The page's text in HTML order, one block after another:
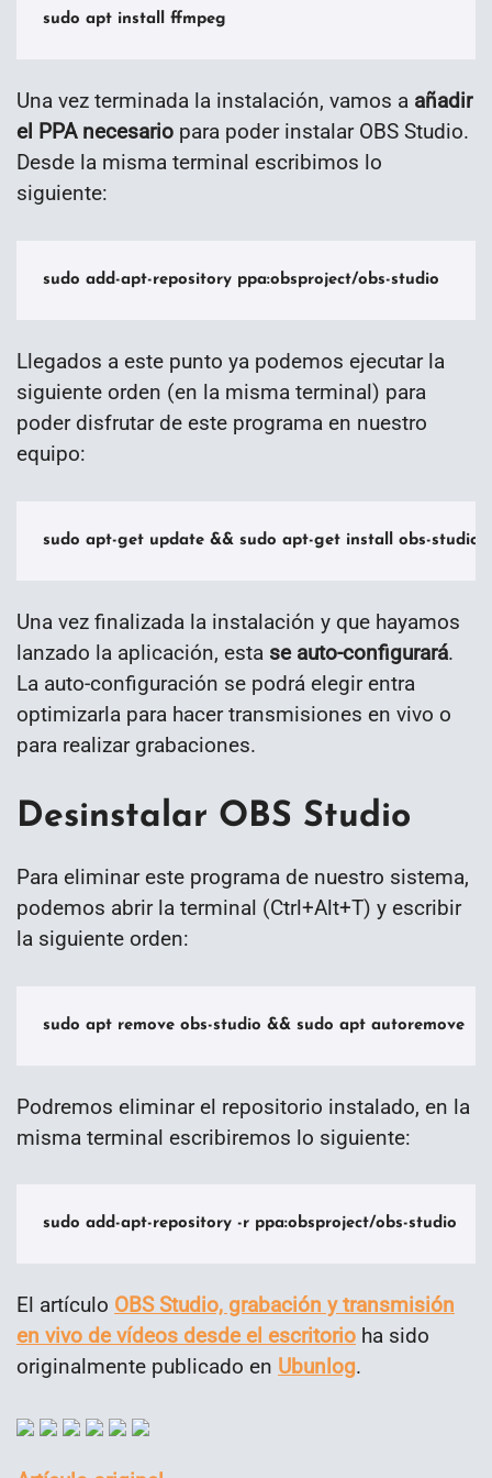
sudo apt install ffmpeg
Una vez terminada la instalación, vamos a añadir
el PPA necesario para poder instalar OBS Studio.
Desde la misma terminal escribimos lo
siguiente:
sudo add-apt-repository ppa:obsproject/obs-studio
Llegados a este punto ya podemos ejecutar la
siguiente orden (en la misma terminal) para
poder disfrutar de este programa en nuestro
equipo:
sudo apt-get update && sudo apt-get install obs-studio
Una vez finalizada la instalación y que hayamos
lanzado la aplicación, esta se auto-configurará.
La auto-configuración se podrá elegir entra
optimizarla para hacer transmisiones en vivo o
para realizar grabaciones.
Desinstalar OBS Studio
Para eliminar este programa de nuestro sistema,
podemos abrir la terminal (Ctrl+Alt+T) y escribir
la siguiente orden:
sudo apt remove obs-studio && sudo apt autoremove
Podremos eliminar el repositorio instalado, en la
misma terminal escribiremos lo siguiente:
sudo add-apt-repository -r ppa:obsproject/obs-studio
El artículo OBS Studio, grabación y transmisión
en vivo de vídeos desde el escritorio ha sido
originalmente publicado en Ubunlog.